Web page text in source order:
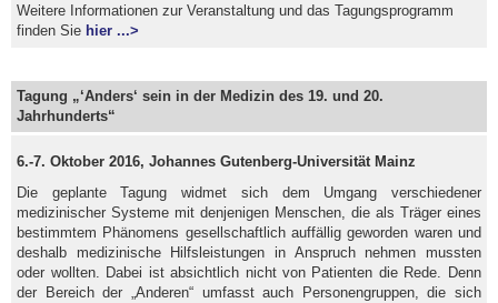
Weitere Informationen zur Veranstaltung und das Tagungsprogramm
finden Sie hier ...>
Tagung „‘Anders‘ sein in der Medizin des 19. und 20.
Jahrhunderts“
6.-7. Oktober 2016, Johannes Gutenberg-Universität Mainz
Die geplante Tagung widmet sich dem Umgang verschiedener
medizinischer Systeme mit denjenigen Menschen, die als Träger eines
bestimmtem Phänomens gesellschaftlich auffällig geworden waren und
deshalb medizinische Hilfsleistungen in Anspruch nehmen mussten
oder wollten. Dabei ist absichtlich nicht von Patienten die Rede. Denn
der Bereich der „Anderen“ umfasst auch Personengruppen, die sich